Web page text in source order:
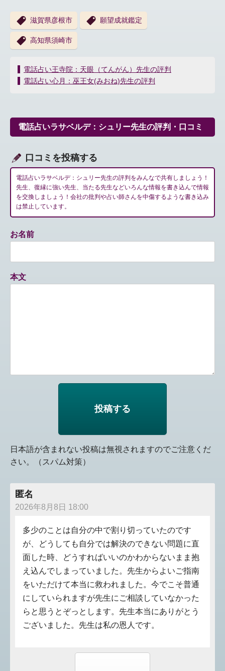
滋賀県彦根市 願望成就鑑定
高知県須崎市
投
稿
ー
シ
ン
電話占い王寺院：天眼（てんがん）先生の評判
電話占い心月：巫王女(みおね)先生の評判
電話占いラサベルデ：シュリー先生の評判・口コミ
口コミを投稿する
電話占いラサベルデ：シュリー先生の評判をみんなで共有しましょう！
先生、復縁に強い先生、当たる先生などいろんな情報を書き込んで情報
を交換しましょう！会社の批判や占い師さんを中傷するような書き込み
は禁止しています。
お名前
本文
日本語が含まれない投稿は無視されますのでご注意くだ
さい。（スパム対策）
匿名
2026年8月8日 18:00
多少のことは自分の中で割り切っていたのです
が、どうしても自分では解決のできない問題に直
面した時、どうすればいいのかわからないまま抱
え込んでしまっていました。先生からよいご指南
をいただけて本当に救われました。今でこそ普通
にしていられますが先生にご相談していなかった
らと思うとぞっとします。先生本当にありがとう
ございました。先生は私の恩人です。